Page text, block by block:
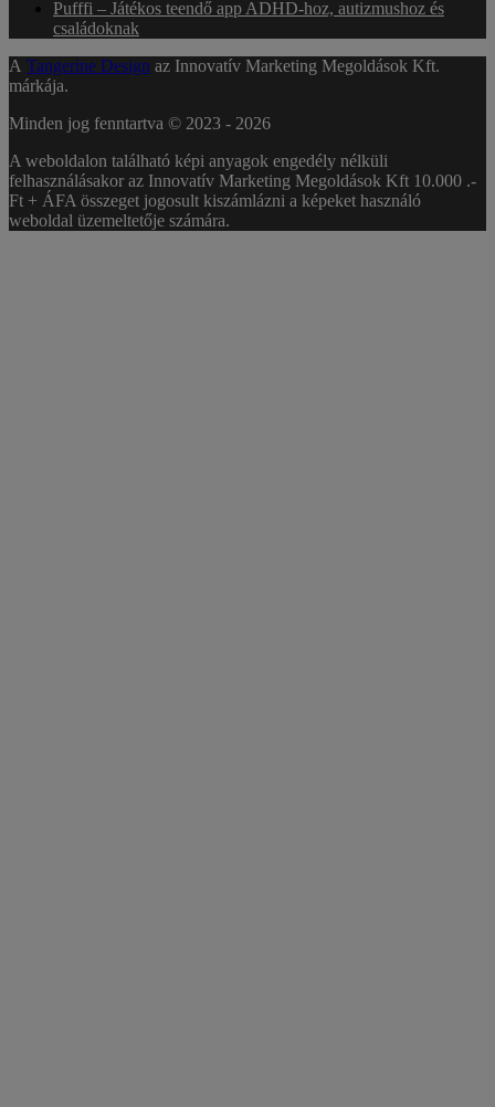
Pufffi – Játékos teendő app ADHD-hoz, autizmushoz és
családoknak
A Tangerine Design az Innovatív Marketing Megoldások Kft.
márkája.
Minden jog fenntartva © 2023 - 2026
A weboldalon található képi anyagok engedély nélküli
felhasználásakor az Innovatív Marketing Megoldások Kft 10.000 .-
Ft + ÁFA összeget jogosult kiszámlázni a képeket használó
weboldal üzemeltetője számára.